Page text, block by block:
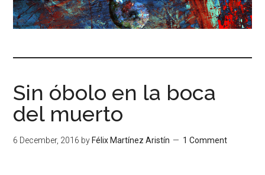
Sin óbolo en la boca
del muerto
6 December, 2016 by Félix Martínez Aristín 1 Comment